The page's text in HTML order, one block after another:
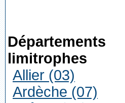
Départements
limitrophes
Allier (03)
Ardèche (07)